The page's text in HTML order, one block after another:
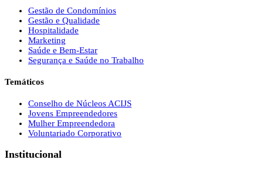
Gestão de Condomínios
Gestão e Qualidade
Hospitalidade
Marketing
Saúde e Bem-Estar
Segurança e Saúde no Trabalho
Temáticos
Conselho de Núcleos ACIJS
Jovens Empreendedores
Mulher Empreendedora
Voluntariado Corporativo
Institucional